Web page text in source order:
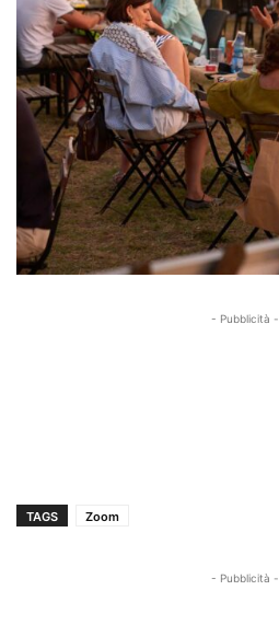
- Pubblicità -
TAGS Zoom
- Pubblicità -